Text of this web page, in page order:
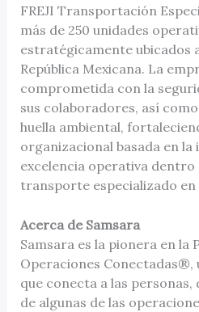
FREJI Transportación
más de 250 unidades
estratégicamente ubicados
República Mexicana. La
comprometida con la
sus colaboradores, así
huella ambiental,
organizacional basada en la
excelencia operativa dentro
transporte especializado en
Acerca de Samsara
Samsara es la pionera en la
Operaciones
que conecta a las personas,
de algunas de las